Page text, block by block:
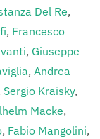
Del Re,
, Francesco
, Giuseppe
, Andrea
Sergio Kraisky,
Macke,
, Fabio Mangolini,